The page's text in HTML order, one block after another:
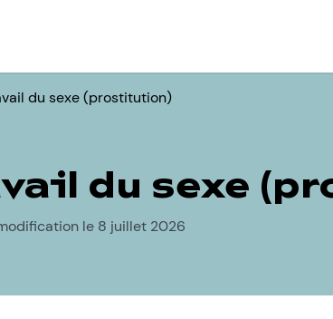
du sexe (prostitution)
du sexe
le 8 juillet 2026